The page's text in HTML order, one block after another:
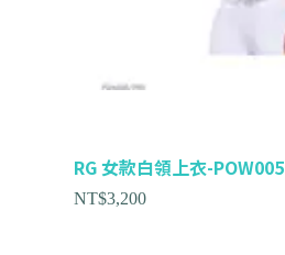
RG 女款白領上衣-POW005
NT$3,200